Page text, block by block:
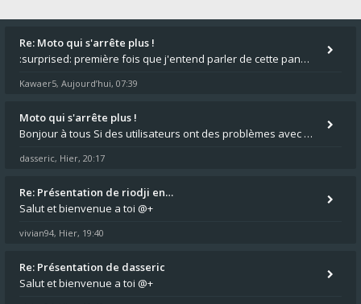
Re: Moto qui s'arrête plus !
:surprised: première fois que j'entend parler de cette panne ,ta moto aurait été maraboutée? :pretre:
Kawaer5, Aujourd’hui, 07:39
Moto qui s'arrête plus !
Bonjour à tous Si des utilisateurs ont des problèmes avec leur moto qui démarre plus, la mienne ne coupe plus :?: - Je
dasseric, Hier, 20:17
Re: Présentation de riodji en…
Salut et bienvenue a toi @+
vivian94, Hier, 19:40
Re: Présentation de dasseric
Salut et bienvenue a toi @+